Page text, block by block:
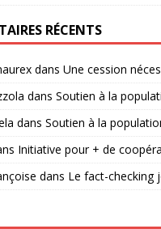
RÉCENTS
dans Une cession
dans Soutien à la
dans Soutien à la
Initiative pour + de
dans Le fact-checking